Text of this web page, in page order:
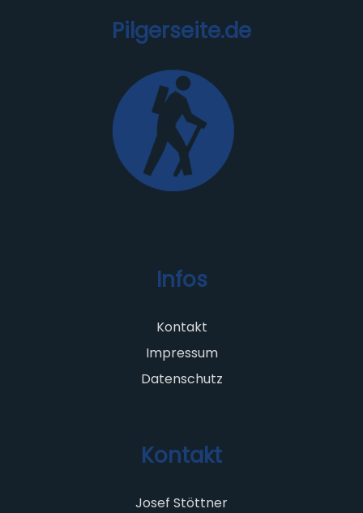
Pilgerseite.de
Infos
Kontakt
Impressum
Datenschutz
Kontakt
Josef Stöttner